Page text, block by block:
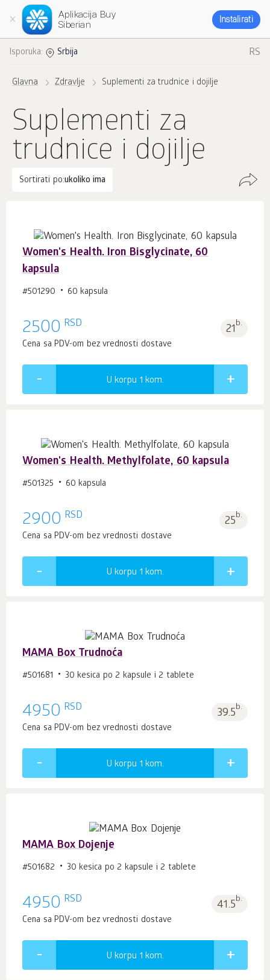
Aplikacija Buy
Siberian
Instalirati
Isporuka: Srbija RS
Glavna Zdravlje Suplementi za trudnice i dojilje
Suplementi za
trudnice i dojilje
Sortirati po:ukoliko ima
Women's Health. Iron Bisglycinate, 60
kapsula
#501290 60 kapsula
2500 RSD 21b.
Cena sa PDV-om bez vrednosti dostave
U korpu 1 kom.
Women's Health. Methylfolate, 60 kapsula
#501325 60 kapsula
2900 RSD 25b.
Cena sa PDV-om bez vrednosti dostave
U korpu 1 kom.
MAMA Box Trudnoća
#501681 30 kesica po 2 kapsule i 2 tablete
4950 RSD 39.5b.
Cena sa PDV-om bez vrednosti dostave
U korpu 1 kom.
MAMA Box Dojenje
#501682 30 kesica po 2 kapsule i 2 tablete
4950 RSD 41.5b.
Cena sa PDV-om bez vrednosti dostave
U korpu 1 kom.